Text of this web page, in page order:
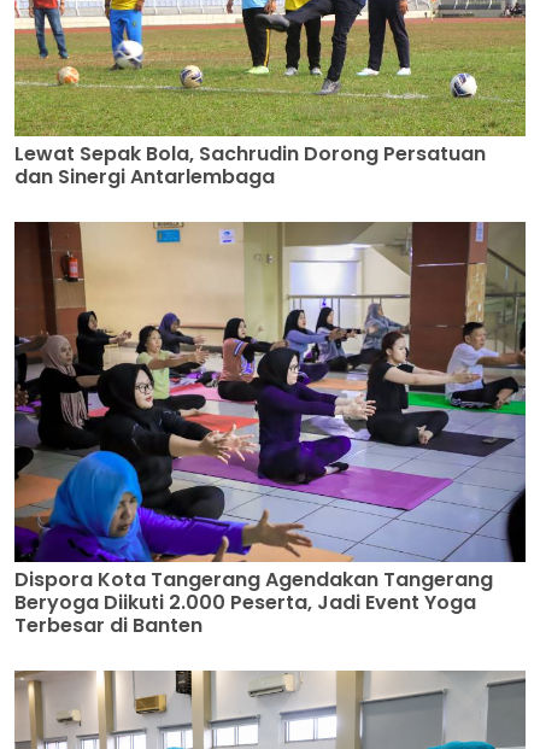
Lewat Sepak Bola, Sachrudin Dorong Persatuan
dan Sinergi Antarlembaga
Dispora Kota Tangerang Agendakan Tangerang
Beryoga Diikuti 2.000 Peserta, Jadi Event Yoga
Terbesar di Banten